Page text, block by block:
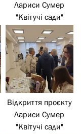
Лариси Сумер
"Квітучі сади"
Відкриття проєкту
Лариси Сумер
"Квітучі сади"